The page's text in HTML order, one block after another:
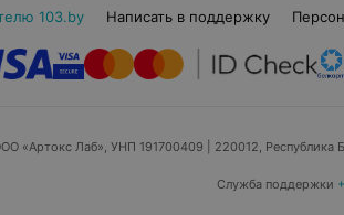
103.by
Написать в поддержку
«Артокс Лаб», УНП 191700409 | 220012, Республика
Служба поддержки